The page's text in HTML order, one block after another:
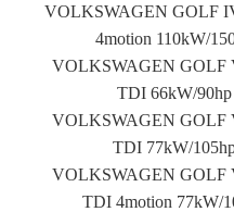
VOLKSWAGEN GOLF
4motion 110kW/
VOLKSWAGEN GOLF
TDI 66kW/
VOLKSWAGEN GOLF
TDI 77kW/
VOLKSWAGEN GOLF
TDI 4motion 77kW/